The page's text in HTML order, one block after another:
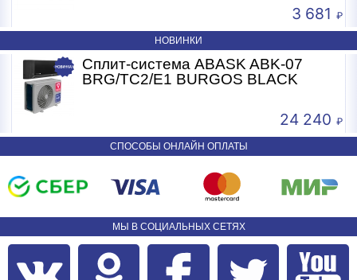
3 681
НОВИНКИ
Сплит-система ABASK ABK-07
BRG/TC2/E1 BURGOS BLACK
24 240
СПОСОБЫ ОНЛАЙН ОПЛАТЫ
МЫ В СОЦИАЛЬНЫХ СЕТЯХ